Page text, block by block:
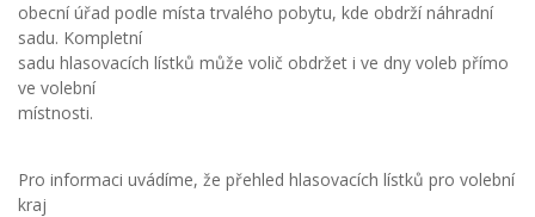
obecní úřad podle místa trvalého pobytu, kde obdrží náhradní
sadu. Kompletní
sadu hlasovacích lístků může volič obdržet i ve dny voleb přímo
ve volební
místnosti.
Pro informaci uvádíme, že přehled hlasovacích lístků pro volební
kraj